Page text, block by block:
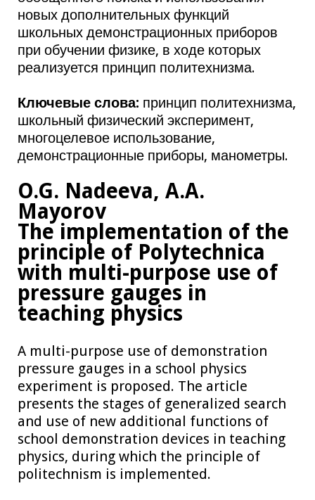
новых дополнительных функций
школьных демонстрационных приборов
при обучении физике, в ходе которых
реализуется принцип политехнизма.
Ключевые слова: принцип политехнизма,
школьный физический эксперимент,
многоцелевое использование,
демонстрационные приборы, манометры.
O.G. Nadeeva, A.A.
Mayorov
The implementation of the
principle of Polytechnica
with multi-purpose use of
pressure gauges in
teaching physics
A multi-purpose use of demonstration
pressure gauges in a school physics
experiment is proposed. The article
presents the stages of generalized search
and use of new additional functions of
school demonstration devices in teaching
physics, during which the principle of
politechnism is implemented.